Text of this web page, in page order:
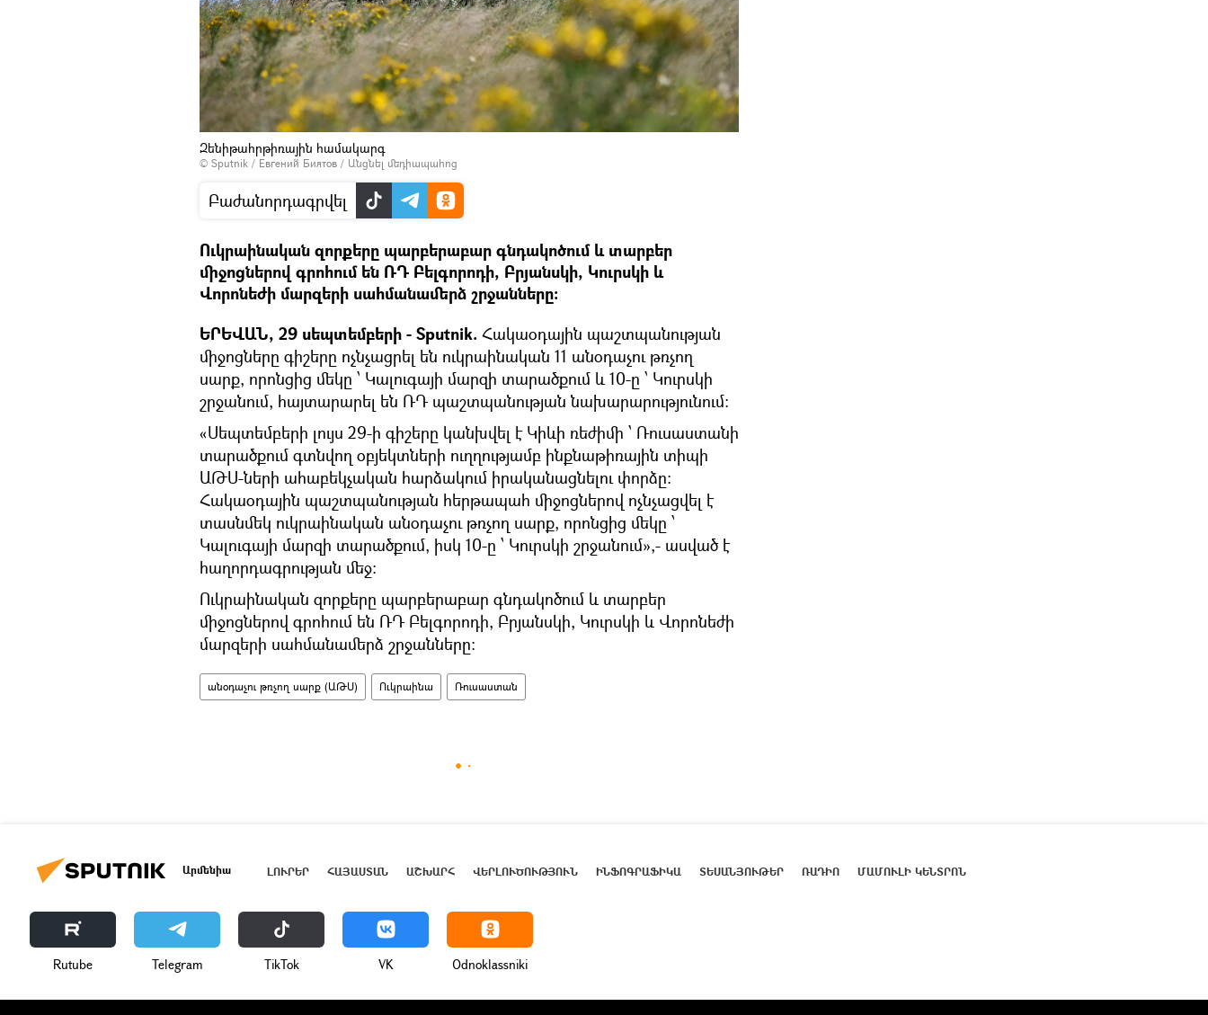
Զենիթահրթիռային համակարգ
© Sputnik / Евгений Биятов / Անցնել մեդիապահոց
Բաժանորդագրվել
Ուկրաինական զորքերը պարբերաբար գնդակոծում և տարբեր
միջոցներով գրոհում են ՌԴ Բելգորոդի, Բրյանսկի, Կուրսկի և
Վորոնեժի մարզերի սահմանամերձ շրջանները։
ԵՐԵՎԱՆ, 29 սեպտեմբերի - Sputnik. Հակաօդային պաշտպանության
միջոցները գիշերը ոչնչացրել են ուկրաինական 11 անօդաչու թռչող
սարք, որոնցից մեկը ՝ Կալուգայի մարզի տարածքում և 10-ը ՝ Կուրսկի
շրջանում, հայտարարել են ՌԴ պաշտպանության նախարարությունում:
«Սեպտեմբերի լույս 29-ի գիշերը կանխվել է Կիևի ռեժիմի ՝ Ռուսաստանի
տարածքում գտնվող օբյեկտների ուղղությամբ ինքնաթիռային տիպի
ԱԹՍ-ների ահաբեկչական հարձակում իրականացնելու փորձը։
Հակաօդային պաշտպանության հերթապահ միջոցներով ոչնչացվել է
տասնմեկ ուկրաինական անօդաչու թռչող սարք, որոնցից մեկը ՝
Կալուգայի մարզի տարածքում, իսկ 10-ը ՝ Կուրսկի շրջանում»,- ասված է
հաղորդագրության մեջ:
Ուկրաինական զորքերը պարբերաբար գնդակոծում և տարբեր
միջոցներով գրոհում են ՌԴ Բելգորոդի, Բրյանսկի, Կուրսկի և Վորոնեժի
մարզերի սահմանամերձ շրջանները։
անօդաչու թռչող սարք (ԱԹՍ) Ուկրաինա Ռուսաստան
Արմենիա ԼՈՒՐԵՐ ՀԱՅԱՍՏԱՆ ԱՇԽԱՐՀ ՎԵՐԼՈՒԾՈՒԹՅՈՒՆ ԻՆՖՈԳՐԱՖԻԿԱ ՏԵՍԱՆՅՈՒԹԵՐ ՌԱԴԻՈ ՄԱՄՈՒԼԻ ԿԵՆՏՐՈՆ
Rutube Telegram ТikТоk VK Odnoklassniki